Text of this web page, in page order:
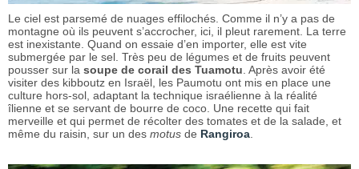
Le ciel est parsemé de nuages effilochés. Comme il n’y a pas de
montagne où ils peuvent s’accrocher, ici, il pleut rarement. La terre
est inexistante. Quand on essaie d’en importer, elle est vite
submergée par le sel. Très peu de légumes et de fruits peuvent
pousser sur la soupe de corail des Tuamotu . Après avoir été
visiter des kibboutz en Israël, les Paumotu ont mis en place une
culture hors-sol, adaptant la technique israélienne à la réalité
îlienne et se servant de bourre de coco. Une recette qui fait
merveille et qui permet de récolter des tomates et de la salade, et
même du raisin, sur un des motus de Rangiroa